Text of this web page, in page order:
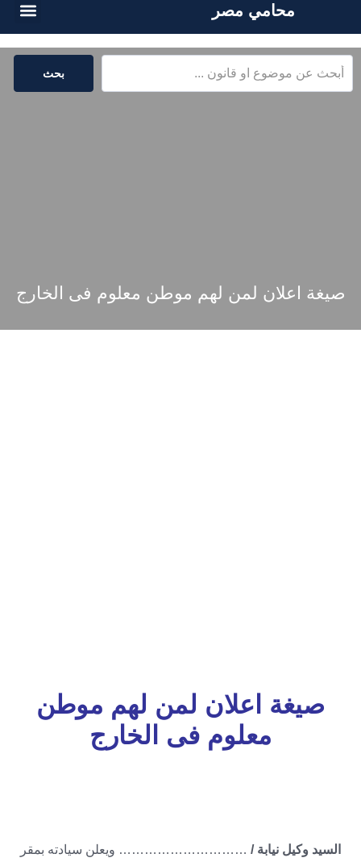
محامي مصر
بحث
صيغة اعلان لمن لهم موطن معلوم فى الخارج
صيغة اعلان لمن لهم موطن
معلوم فى الخارج
السيد وكيل نيابة / ………………………… ويعلن سيادته بمقر